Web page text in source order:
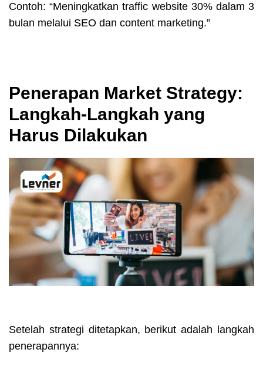
Contoh: “Meningkatkan traffic website 30% dalam 3
bulan melalui SEO dan content marketing.”
Penerapan Market Strategy:
Langkah-Langkah yang
Harus Dilakukan
Setelah strategi ditetapkan, berikut adalah langkah
penerapannya: